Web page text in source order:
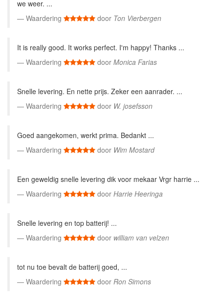
we weer. ...
Waardering
door Ton Vierbergen
It is really good. It works perfect. I'm happy! Thanks ...
Waardering
door Monica Farias
Snelle levering. En nette prijs. Zeker een aanrader. ...
Waardering
door W. josefsson
Goed aangekomen, werkt prima. Bedankt ...
Waardering
door Wim Mostard
Een geweldig snelle levering dik voor mekaar Vrgr harrie ...
Waardering
door Harrie Heeringa
Snelle levering en top batterij! ...
Waardering
door william van velzen
tot nu toe bevalt de batterij goed, ...
Waardering
door Ron Simons